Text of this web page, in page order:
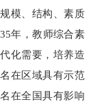
模、结构、素质
年，教师综合素
化需要，培养造
在区域具有示范
在全国具有影响